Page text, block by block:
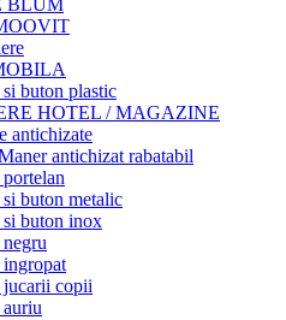
BLUM
buton plastic
HOTEL / MAGAZINE
antichizate
antichizat rabatabil
buton metalic
buton inox
jucarii copii